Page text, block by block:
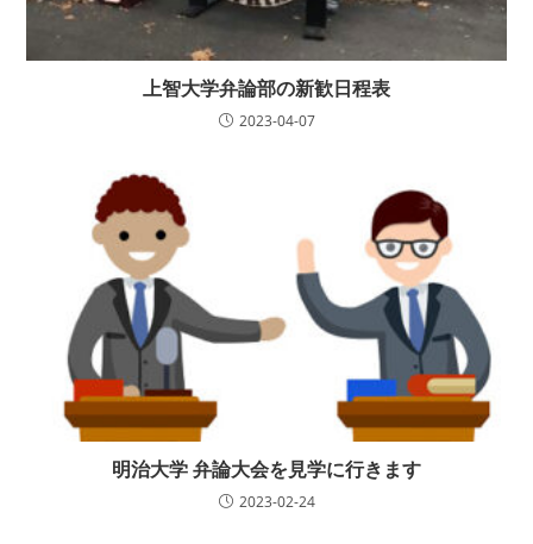
上智大学弁論部の新歓日程表
2023-04-07
明治大学 弁論大会を見学に行きます
2023-02-24